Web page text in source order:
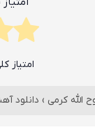
امتیاز
الله کرمی › دانلود